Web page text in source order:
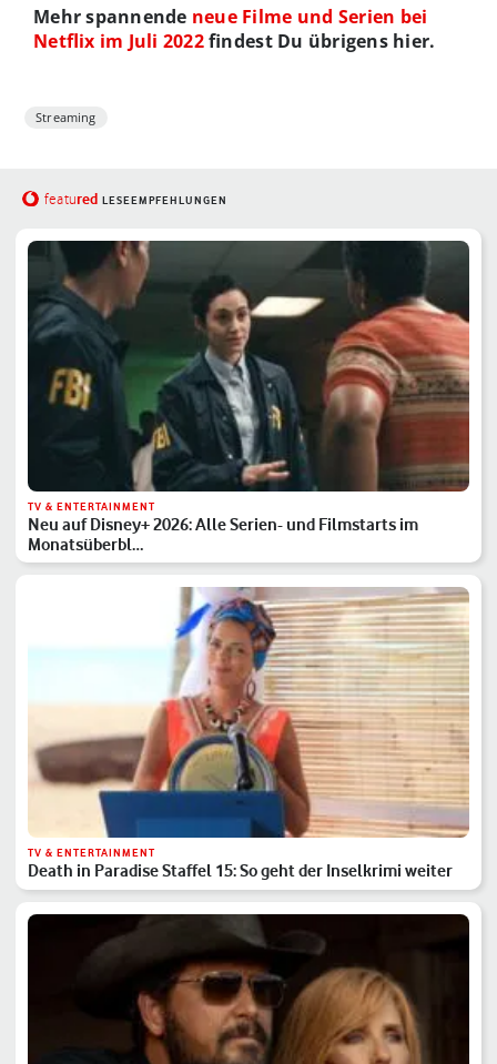
Mehr spannende neue Filme und Serien bei
Netflix im Juli 2022findest Du übrigens hier.
Streaming
featured LESEEMPFEHLUNGEN
TV & ENTERTAINMENT
Neu auf Disney+ 2026: Alle Serien- und Filmstarts im
Monatsüberbl…
TV & ENTERTAINMENT
Death in Paradise Staffel 15: So geht der Inselkrimi weiter